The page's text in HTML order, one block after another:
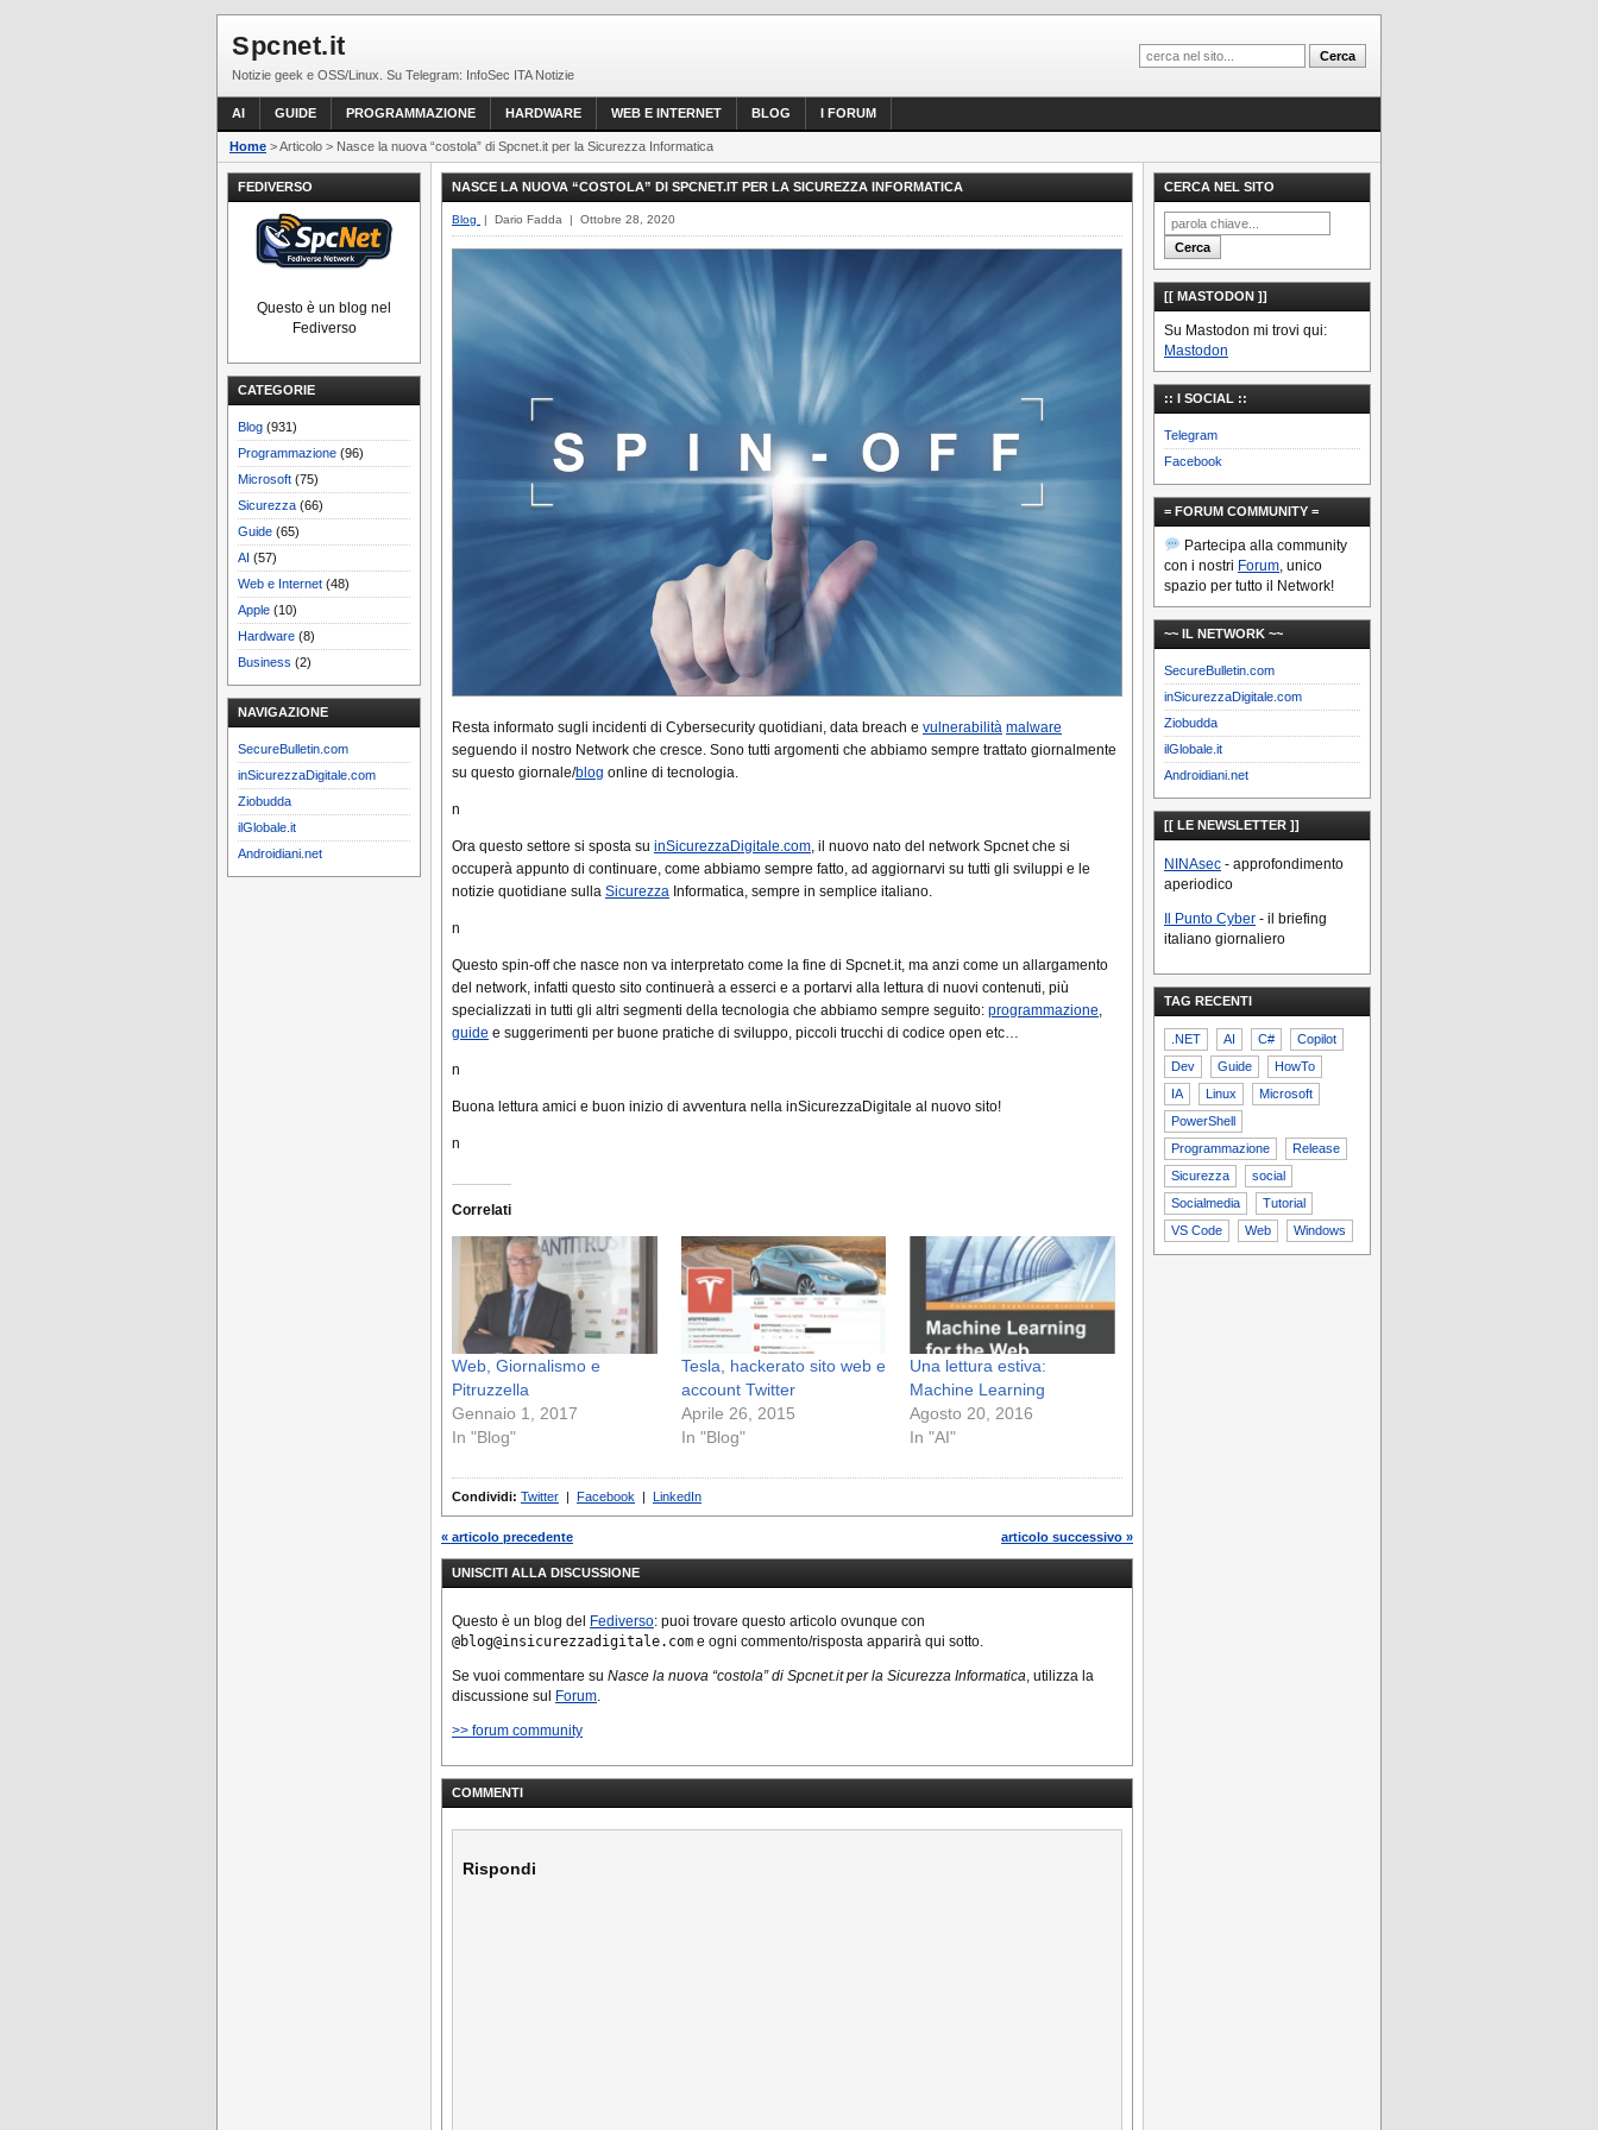
Spcnet.it
Notizie geek e OSS/Linux. Su Telegram: InfoSec ITA Notizie
AI GUIDE PROGRAMMAZIONE HARDWARE WEB E INTERNET BLOG I FORUM
Home > Articolo > Nasce la nuova “costola” di Spcnet.it per la Sicurezza Informatica
FEDIVERSO
Questo è un blog nel
Fediverso
CATEGORIE
Blog (931)
Programmazione (96)
Microsoft (75)
Sicurezza (66)
Guide (65)
AI (57)
Web e Internet (48)
Apple (10)
Hardware (8)
Business (2)
NAVIGAZIONE
SecureBulletin.com
inSicurezzaDigitale.com
Ziobudda
ilGlobale.it
Androidiani.net
NASCE LA NUOVA “COSTOLA” DI SPCNET.IT PER LA SICUREZZA INFORMATICA
Blog | Dario Fadda | Ottobre 28, 2020
Resta informato sugli incidenti di Cybersecurity quotidiani, data breach e vulnerabilità malware
seguendo il nostro Network che cresce. Sono tutti argomenti che abbiamo sempre trattato giornalmente
su questo giornale/blog online di tecnologia.
n
Ora questo settore si sposta su inSicurezzaDigitale.com, il nuovo nato del network Spcnet che si
occuperà appunto di continuare, come abbiamo sempre fatto, ad aggiornarvi su tutti gli sviluppi e le
notizie quotidiane sulla Sicurezza Informatica, sempre in semplice italiano.
n
Questo spin-off che nasce non va interpretato come la fine di Spcnet.it, ma anzi come un allargamento
del network, infatti questo sito continuerà a esserci e a portarvi alla lettura di nuovi contenuti, più
specializzati in tutti gli altri segmenti della tecnologia che abbiamo sempre seguito: programmazione,
guide e suggerimenti per buone pratiche di sviluppo, piccoli trucchi di codice open etc…
n
Buona lettura amici e buon inizio di avventura nella inSicurezzaDigitale al nuovo sito!
n
Correlati
Web, Giornalismo e
Pitruzzella
Gennaio 1, 2017
In "Blog"
Tesla, hackerato sito web e
account Twitter
Aprile 26, 2015
In "Blog"
Una lettura estiva:
Machine Learning
Agosto 20, 2016
In "AI"
Condividi: Twitter | Facebook | LinkedIn
« articolo precedente articolo successivo »
UNISCITI ALLA DISCUSSIONE
Questo è un blog del Fediverso: puoi trovare questo articolo ovunque con
@blog@insicurezzadigitale.com e ogni commento/risposta apparirà qui sotto.
Se vuoi commentare su Nasce la nuova “costola” di Spcnet.it per la Sicurezza Informatica , utilizza la
discussione sul Forum
>> forum community
COMMENTI
Rispondi
CERCA NEL SITO
[[ MASTODON ]]
Su Mastodon mi trovi qui:
Mastodon
:: I SOCIAL ::
Telegram
Facebook
= FORUM COMMUNITY =
Partecipa alla community
con i nostri Forum, unico
spazio per tutto il Network!
~~ IL NETWORK ~~
SecureBulletin.com
inSicurezzaDigitale.com
Ziobudda
ilGlobale.it
Androidiani.net
[[ LE NEWSLETTER ]]
NINAsec - approfondimento
aperiodico
Il Punto Cyber - il briefing
italiano giornaliero
TAG RECENTI
.NET AI C#
Copilot
Dev
Guide
HowTo
IA
Linux
Microsoft
PowerShell
Programmazione
Release
Sicurezza
social
Socialmedia
Tutorial
VS Code
Web Windows